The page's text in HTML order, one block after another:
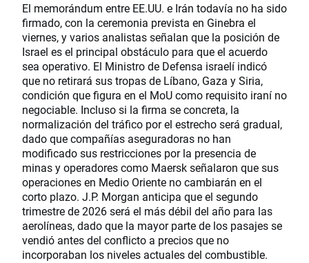
El memorándum entre EE.UU. e Irán todavía no ha sido
firmado, con la ceremonia prevista en Ginebra el
viernes, y varios analistas señalan que la posición de
Israel es el principal obstáculo para que el acuerdo
sea operativo. El Ministro de Defensa israelí indicó
que no retirará sus tropas de Líbano, Gaza y Siria,
condición que figura en el MoU como requisito iraní no
negociable. Incluso si la firma se concreta, la
normalización del tráfico por el estrecho será gradual,
dado que compañías aseguradoras no han
modificado sus restricciones por la presencia de
minas y operadores como Maersk señalaron que sus
operaciones en Medio Oriente no cambiarán en el
corto plazo. J.P. Morgan anticipa que el segundo
trimestre de 2026 será el más débil del año para las
aerolíneas, dado que la mayor parte de los pasajes se
vendió antes del conflicto a precios que no
incorporaban los niveles actuales del combustible.